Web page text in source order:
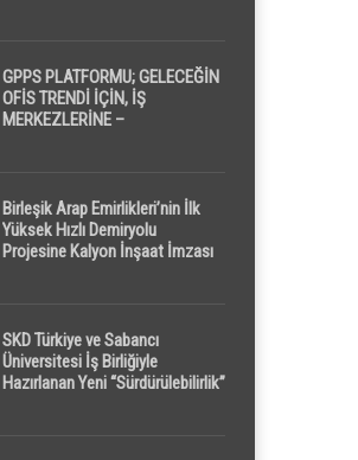
GPPS PLATFORMU; GELECEĞİN
OFİS TRENDİ İÇİN, İŞ
MERKEZLERİNE –
Birleşik Arap Emirlikleri’nin İlk
Yüksek Hızlı Demiryolu
Projesine Kalyon İnşaat İmzası
SKD Türkiye ve Sabancı
Üniversitesi İş Birliğiyle
Hazırlanan Yeni “Sürdürülebilirlik”